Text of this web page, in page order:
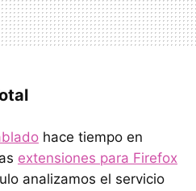
hace tiempo en
extensiones para Firefox
analizamos el servicio